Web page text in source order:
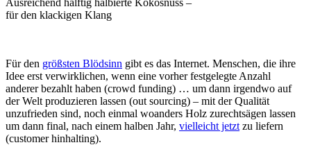
für den klackigen Klang
Für den größsten Blödsinn gibt es das Internet. Menschen, die ihre
Idee erst verwirklichen, wenn eine vorher festgelegte Anzahl
anderer bezahlt haben (crowd funding) … um dann irgendwo auf
der Welt produzieren lassen (out sourcing) – mit der Qualität
unzufrieden sind, noch einmal woanders Holz zurechtsägen lassen
um dann final, nach einem halben Jahr, vielleicht jetzt zu liefern
(customer hinhalting).